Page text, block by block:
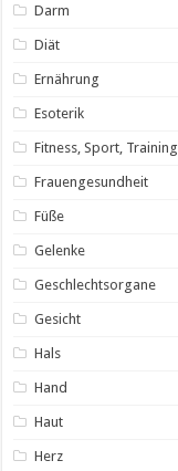
Darm
Diät
Ernährung
Esoterik
Fitness, Sport, Training
Frauengesundheit
Füße
Gelenke
Geschlechtsorgane
Gesicht
Hals
Hand
Haut
Herz